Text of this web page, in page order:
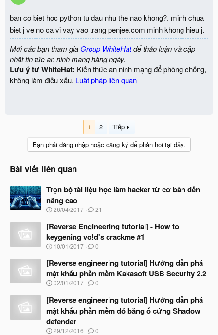
ban co biet hoc python tu dau nhu the nao khong?. minh chua
biet j ve no ca vi vay vao trang penjee.com minh khong hieu j.
Mời các bạn tham gia Group WhiteHatđể thảo luận và cập
nhật tin tức an ninh mạng hàng ngày.
Lưu ý từ WhiteHat: Kiến thức an ninh mạng để phòng chống,
không làm điều xấu. Luật pháp liên quan
1 2
Tiếp
Bạn phải đăng nhập hoặc đăng ký để phản hồi tại đây.
Bài viết liên quan
Trọn bộ tài liệu học làm hacker từ cơ bản đến
nâng cao
N
à
b
ắ
đ
ầ
u
26/04/2017 21
[Reverse Engineering tutorial] - How to
keygening vo!d's crackme #1
N
à
b
ắ
đ
ầ
u
10/01/2017 0
[Reverse engineering tutorial] Hướng dẫn phá
mật khẩu phần mềm Kakasoft USB Security 2.2
N
à
b
ắ
t
02/01/2017 0
[Reverse engineering tutorial] Hướng dẫn phá
mật khẩu phần mềm đó băng ổ cứng Shadow
defender
N
29/12/2016 0